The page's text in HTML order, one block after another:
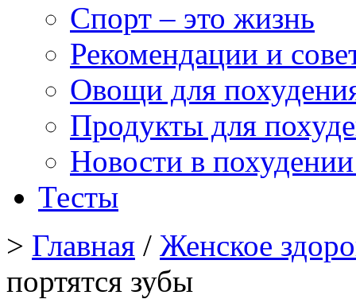
Спорт – это жизнь
Рекомендации и
Овощи для
Продукты для
Новости в
Тесты
> Главная / Женское
портятся зубы